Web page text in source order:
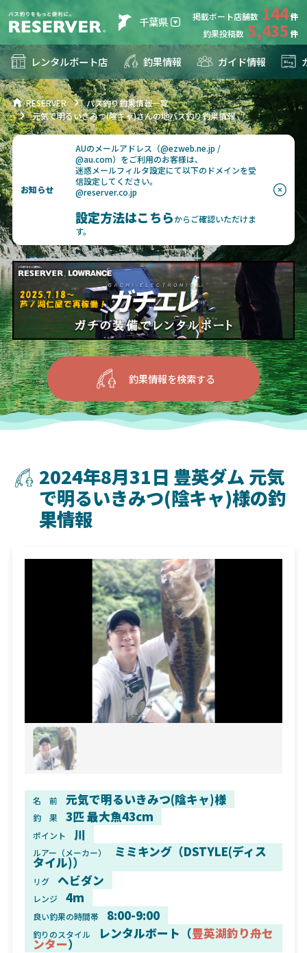
千葉県 掲載ボート店舗数 144
釣果投稿数 5,435
レンタルボート店 釣果情報 ガイド情報
RESERVER
バス釣り釣果情報一覧
元気で明るいきみつ(陰キャ)さんの地バス釣り釣果情報
お知らせ
AUのメールアドレス（@ezweb.ne.jp /
@au.com）をご利用のお客様は、
迷惑メールフィルタ設定にて以下のドメインを受
信設定してください。
@reserver.co.jp
設定方法はこちらからご確認いただけま
す。
釣果情報を検索する
2024年8月31日 豊英ダム 元気
で明るいきみつ(陰キャ)様の釣
果情報
名 前 元気で明るいきみつ(陰キャ)様
釣 果 3匹 最大魚43cm
ポイント 川
ルアー（メーカー） ミミキング（DSTYLE(ディス
タイル)）
リグ ヘビダン
レンジ 4m
良い釣果の時間帯 8:00-9:00
釣りのスタイル レンタルボート（豊英湖釣り舟セ
ンター）